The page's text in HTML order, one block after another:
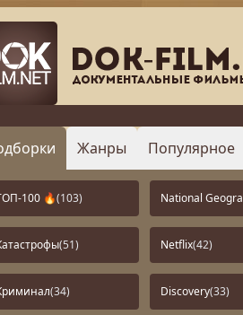
Жанры Популярное
100 🔥(103) National
(51) Netflix(42)
(34) Discovery(33)